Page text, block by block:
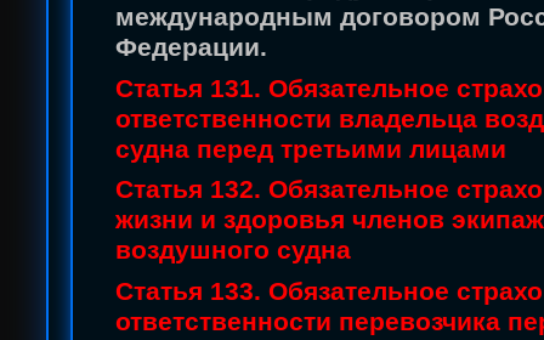
международным договором
Федерации.
Статья 131. Обязательное
ответственности владельца
судна перед третьими лицами
Статья 132. Обязательное
жизни и здоровья членов
воздушного судна
Статья 133. Обязательное
ответственности перевозчика